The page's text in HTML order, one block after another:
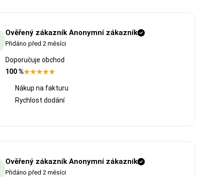
Ověřený zákazník Anonymní zákazník
Přidáno před 2 měsíci
Doporučuje obchod
100 %
Nákup na fakturu
Rychlost dodání
Ověřený zákazník Anonymní zákazník
Přidáno před 2 měsíci